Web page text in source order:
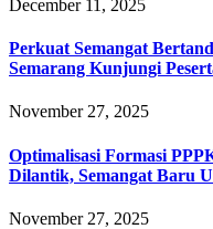
December 11, 2025
Perkuat Semangat
Semarang Kunjungi
November 27, 2025
Optimalisasi Formasi
Dilantik, Semangat Baru
November 27, 2025